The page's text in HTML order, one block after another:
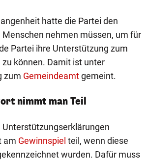
hatte die Partei den
Menschen nehmen müssen, um für
Partei ihre Unterstützung zum
können. Damit ist unter
zum Gemeindeamtgemeint.
nimmt man Teil
Unterstützungserklärungen
am Gewinnspiel teil, wenn diese
wurden. Dafür muss